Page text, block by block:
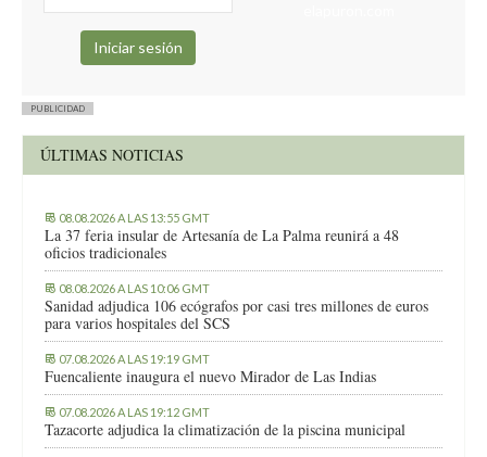
PUBLICIDAD
ÚLTIMAS NOTICIAS
08.08.2026 A LAS 13:55 GMT
La 37 feria insular de Artesanía de La Palma reunirá a 48
oficios tradicionales
08.08.2026 A LAS 10:06 GMT
Sanidad adjudica 106 ecógrafos por casi tres millones de euros
para varios hospitales del SCS
07.08.2026 A LAS 19:19 GMT
Fuencaliente inaugura el nuevo Mirador de Las Indias
07.08.2026 A LAS 19:12 GMT
Tazacorte adjudica la climatización de la piscina municipal